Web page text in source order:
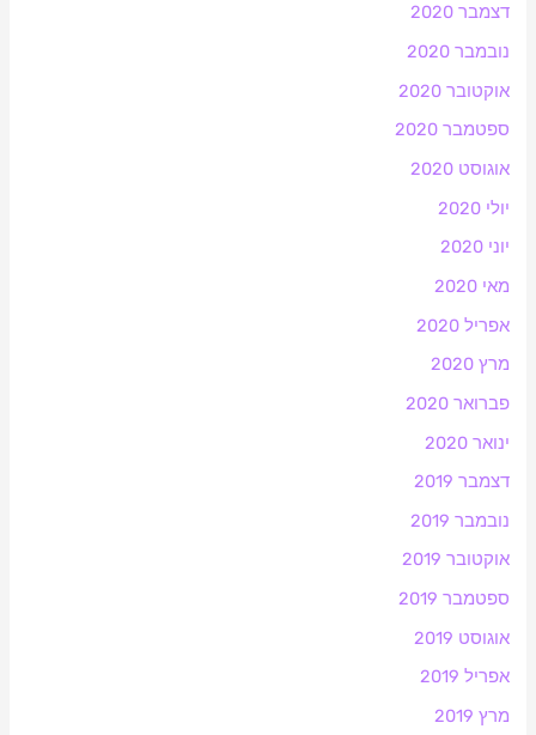
דצמבר 2020
נובמבר 2020
אוקטובר 2020
ספטמבר 2020
אוגוסט 2020
יולי 2020
יוני 2020
מאי 2020
אפריל 2020
מרץ 2020
פברואר 2020
ינואר 2020
דצמבר 2019
נובמבר 2019
אוקטובר 2019
ספטמבר 2019
אוגוסט 2019
אפריל 2019
מרץ 2019